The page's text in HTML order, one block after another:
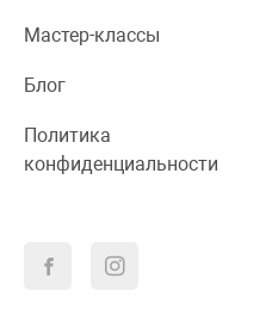
Мастер-классы
Блог
Политика
конфиденциальности